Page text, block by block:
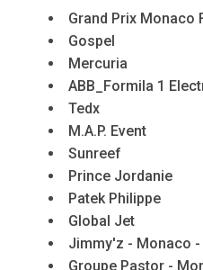
Grand Prix Monaco
Gospel
Mercuria
ABB_Formila 1
Tedx
M.A.P. Event
Sunreef
Prince Jordanie
Patek Philippe
Global Jet
Jimmy'z - Monaco -
Groupe Pastor -